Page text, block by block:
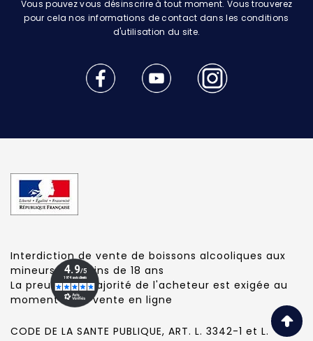
Vous pouvez vous désinscrire à tout moment. Vous trouverez
pour cela nos informations de contact dans les conditions
d'utilisation du site.
Interdiction de vente de boissons alcooliques aux
mineurs de moins de 18 ans
La preuve de majorité de l'acheteur est exigée au
moment de la vente en ligne
CODE DE LA SANTE PUBLIQUE, ART. L. 3342-1 et L.